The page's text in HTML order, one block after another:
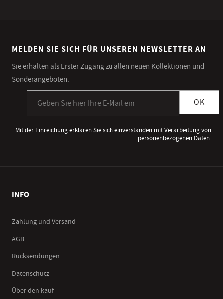
MELDEN SIE SICH FÜR UNSEREN NEWSLETTER AN
Sie erhalten als Erster Zugang zu allen neuen Kollektionen und
Sonderangeboten.
OK
Mit der Einreichung erklären Sie sich einverstanden mitVerarbeitung von
personenbezogenen Daten.
INFO
Zahlung und Versand
AGB
Rücksendungen
Datenschutz
Über den kauf